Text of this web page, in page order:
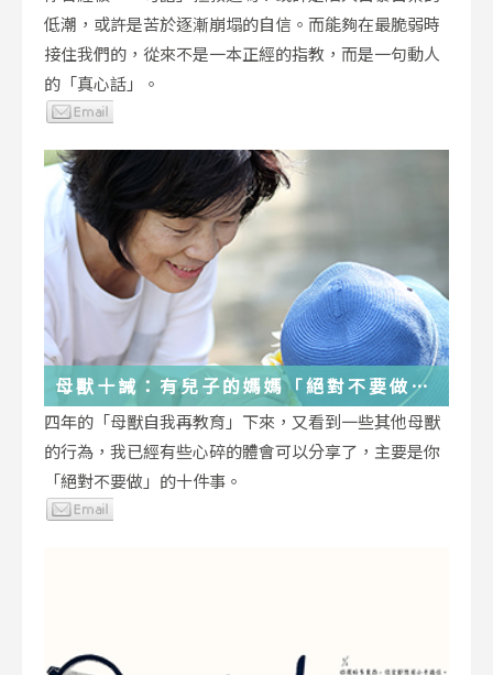
為跌落情緒深淵的你雪中送炭！
低潮，或許是苦於逐漸崩塌的自信。而能夠在最脆弱時
接住我們的，從來不是一本正經的指教，而是一句動人
的「真心話」。
母獸十誡：有兒子的媽媽「絕對不要做」
的十件事
四年的「母獸自我再教育」下來，又看到一些其他母獸
的行為，我已經有些心碎的體會可以分享了，主要是你
「絕對不要做」的十件事。